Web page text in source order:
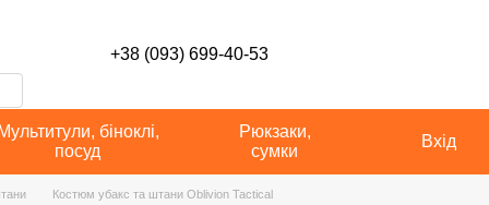
+38 (093) 699-40-53
Мультитули, біноклі,
посуд
Рюкзаки,
сумки
Вхід
Костюм убакс та штани Oblivion Tactical